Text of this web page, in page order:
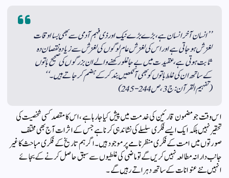
’’انسان آخر انسان ہے، بڑے بڑے نیک اور ذی فہم آدمی سے بھی بسا اوقات
لغزش ہو جاتی ہے اور اس کی لغزش عام لوگوں کی لغزش سے زیادہ نقصان دہ
ثابت ہوتی ہے، عقیدت میں بے جا غلو رکھنے والے ان بزرگوں کی صحیح باتوں
کے ساتھ ان کی غلط باتوں کو بھی آنکھیں بند کرکے ہضم کر جاتے ہیں۔‘‘
( تفہیم القرآن : ج 3 ، ص 244-245)
اس وقت جو مضمون قارئین کی خدمت میں پیش کیا جا رہا ہے ، اس کا مقصد کسی شخصیت کی
تحقیر نہیں بلکہ ایک ایسے فکری سلسلے کی نشاندہی کرنا ہے جس کے اثرات آج بھی مختلف
صورتوں میں امت کے فکری منظرنامے پر موجود ہیں۔ اگر ہم تاریخ کے فکری مباحث کا غیر
جانب دارانہ مطالعہ نہیں کریں گے تو ماضی کی غلطیوں سے سبق حاصل کرنے کے بجائے
انہیں نئے عنوانات کے ساتھ دہراتے رہیں گے۔